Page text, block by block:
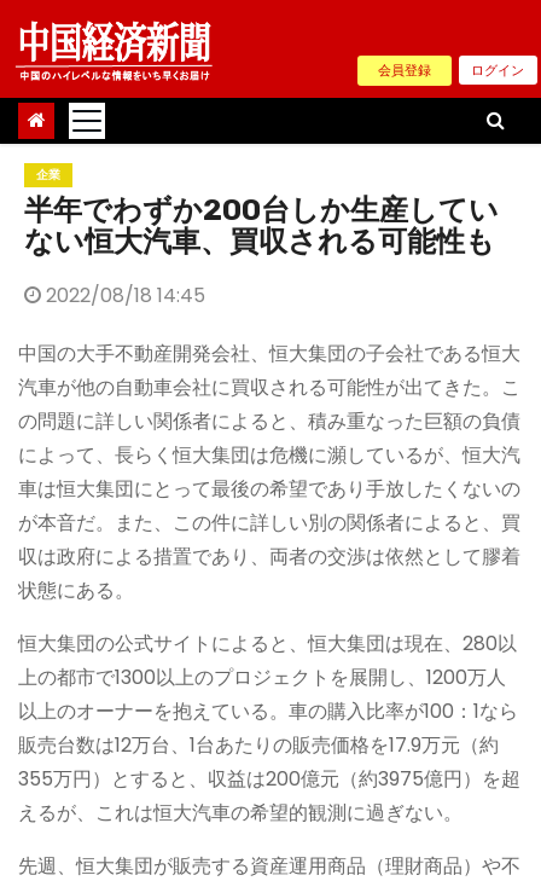
Skip
content
会員登録 ログイン
企業
半年でわずか200台しか生産してい
ない恒大汽車、買収される可能性も
2022/08/18 14:45
中国の大手不動産開発会社、恒大集団の子会社である恒大
汽車が他の自動車会社に買収される可能性が出てきた。こ
の問題に詳しい関係者によると、積み重なった巨額の負債
によって、長らく恒大集団は危機に瀕しているが、恒大汽
車は恒大集団にとって最後の希望であり手放したくないの
が本音だ。また、この件に詳しい別の関係者によると、買
収は政府による措置であり、両者の交渉は依然として膠着
状態にある。
恒大集団の公式サイトによると、恒大集団は現在、280以
上の都市で1300以上のプロジェクトを展開し、1200万人
以上のオーナーを抱えている。車の購入比率が100：1なら
販売台数は12万台、1台あたりの販売価格を17.9万元（約
355万円）とすると、収益は200億元（約3975億円）を超
えるが、これは恒大汽車の希望的観測に過ぎない。
先週、恒大集団が販売する資産運用商品（理財商品）や不